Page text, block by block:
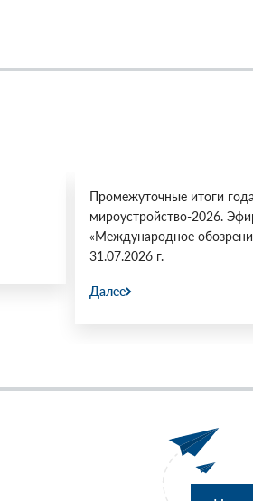
Промежуточные итоги
мироустройство-2026.
«Международное
31.07.2026 г.
Далее